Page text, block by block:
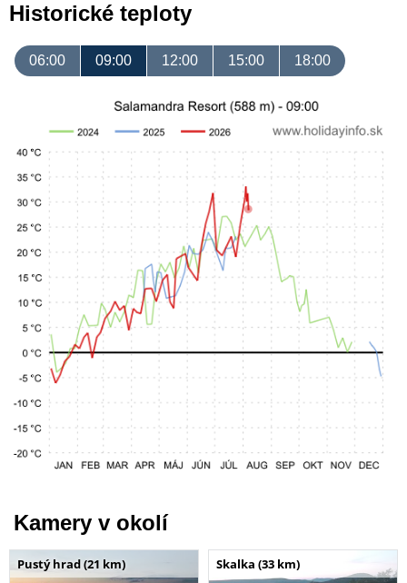
Historické teploty
06:00 09:00 12:00 15:00 18:00
Kamery v okolí
Pustý hrad (21 km) Skalka (33 km)